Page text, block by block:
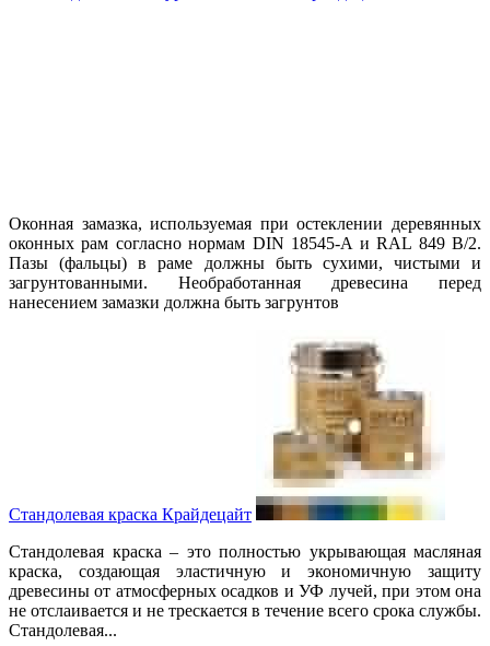
Оконная замазка, используемая при остеклении деревянных
оконных рам согласно нормам DIN 18545-A и RAL 849 B/2.
Пазы (фальцы) в раме должны быть сухими, чистыми и
загрунтованными. Необработанная древесина перед
нанесением замазки должна быть загрунтов
Стандолевая краска Крайдецайт
Стандолевая краска – это полностью укрывающая масляная
краска, создающая эластичную и экономичную защиту
древесины от атмосферных осадков и УФ лучей, при этом она
не отслаивается и не трескается в течение всего срока службы.
Стандолевая...